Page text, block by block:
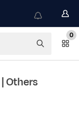
0
| Others